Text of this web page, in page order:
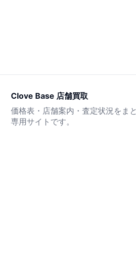
Clove Base 店舗買取
価格表・店舗案内・査定状況をま
専用サイトです。